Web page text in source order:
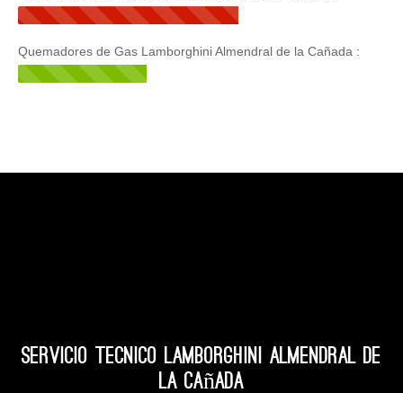
Quemadores de Gas Lamborghini Almendral de la Cañada :
Servicio Tecnico Lamborghini Almendral de
la Cañada